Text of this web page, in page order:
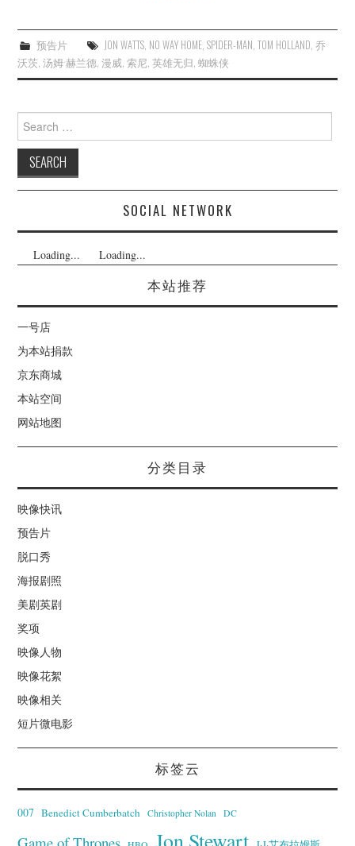
预告片 JON WATTS, NO WAY HOME, SPIDER-MAN, TOM HOLLAND, 乔·
沃茨,汤姆·赫兰德,漫威,索尼,英雄无归,蜘蛛侠
Search
for:
SOCIAL NETWORK
Loading... Loading...
本站推荐
一号店
为本站捐款
京东商城
本站空间
网站地图
分类目录
映像快讯
预告片
脱口秀
海报剧照
美剧英剧
奖项
映像人物
映像花絮
映像相关
短片微电影
标签云
007 Benedict Cumberbatch Christopher Nolan DC
Jon Stewart